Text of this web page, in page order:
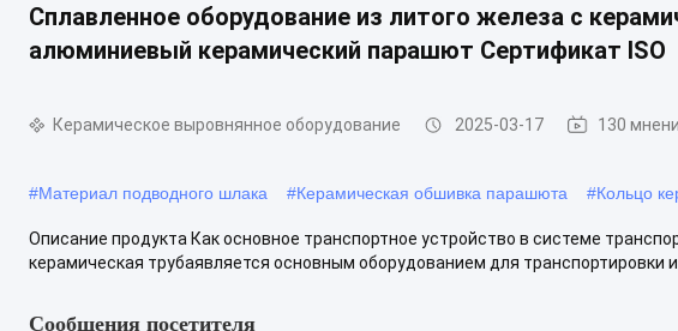
Сплавленное оборудование из литого железа с
алюминиевый керамический парашют Сертификат ISO
Керамическое выровнянное оборудование 2025-03-17 130
#Материал подводного шлака #Керамическая обшивка парашюта #Кольцо
Описание продукта Как основное транспортное устройство в системе
керамическая трубаявляется основным оборудованием для транспортировки и
Сообщения посетителя